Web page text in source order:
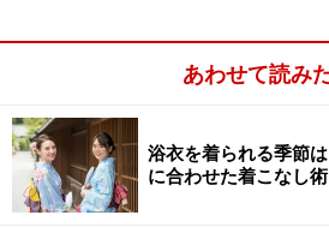
あわせて読み
浴衣を着られる季節
に合わせた着こなし術